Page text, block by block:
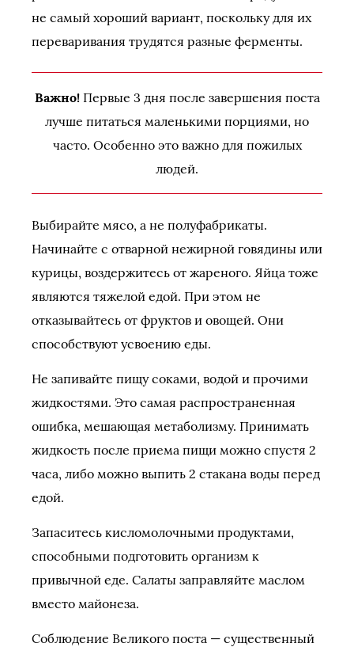
не самый хороший вариант, поскольку для их
переваривания трудятся разные ферменты.
Важно!Первые 3 дня после завершения поста
лучше питаться маленькими порциями, но
часто. Особенно это важно для пожилых
людей.
Выбирайте мясо, а не полуфабрикаты.
Начинайте с отварной нежирной говядины или
курицы, воздержитесь от жареного. Яйца тоже
являются тяжелой едой. При этом не
отказывайтесь от фруктов и овощей. Они
способствуют усвоению еды.
Не запивайте пищу соками, водой и прочими
жидкостями. Это самая распространенная
ошибка, мешающая метаболизму. Принимать
жидкость после приема пищи можно спустя 2
часа, либо можно выпить 2 стакана воды перед
едой.
Запаситесь кисломолочными продуктами,
способными подготовить организм к
привычной еде. Салаты заправляйте маслом
вместо майонеза.
Соблюдение Великого поста — существенный